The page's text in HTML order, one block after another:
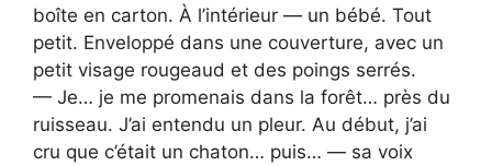
boîte en carton. À l’intérieur — un bébé. Tout
petit. Enveloppé dans une couverture, avec un
petit visage rougeaud et des poings serrés.
— Je… je me promenais dans la forêt… près du
ruisseau. J’ai entendu un pleur. Au début, j’ai
cru que c’était un chaton… puis… — sa voix